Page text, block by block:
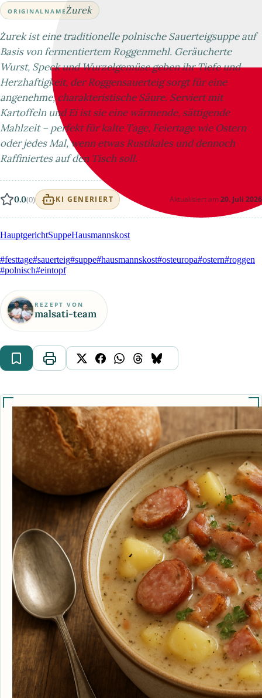
ORIGINALNAMEŻurek
Żurek ist eine traditionelle polnische Sauerteigsuppe auf
Basis von fermentiertem Roggenmehl. Geräucherte
Wurst, Speck und Wurzelgemüse geben ihr Tiefe und
Herzhaftigkeit, der Roggensauerteig sorgt für eine
angenehme, charakteristische Säure. Serviert mit
Kartoffeln und Ei ist sie eine wärmende, sättigende
Mahlzeit – perfekt für kalte Tage, Feiertage wie Ostern
oder jedes Mal, wenn etwas Rustikales und dennoch
Raffiniertes auf den Tisch soll.
0.0(0) KI GENERIERT Aktualisiert am 20. Juli 2026
HauptgerichtSuppeHausmannskost
#festtage#sauerteig#suppe#hausmannskost#osteuropa#ostern#roggen
#polnisch#eintopf
REZEPT VON
malsati-team